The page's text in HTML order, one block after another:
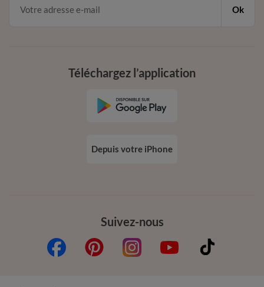
Ok
Suivez-nous
Téléchargez l’application
Depuis votre iPhone